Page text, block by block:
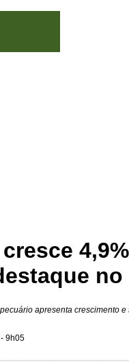
apresenta crescimento
9h05